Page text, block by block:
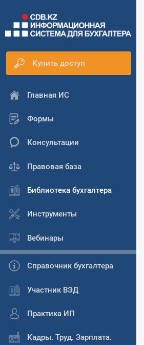
Купить доступ
Главная ИС
Формы
Консультации
Правовая база
Библиотека бухгалтера
Инструменты
Вебинары
Справочник бухгалтера
Участник ВЭД
Практика ИП
Кадры. Труд. Зарплата.